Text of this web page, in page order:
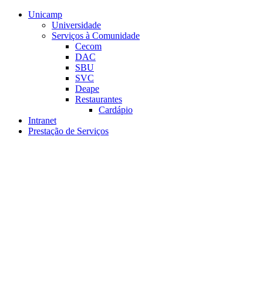
Conteúdo principal
Unicamp
Universidade
Serviços à Comunidade
Cecom
DAC
SBU
SVC
Deape
Restaurantes
Cardápio
Intranet
Prestação de Serviços